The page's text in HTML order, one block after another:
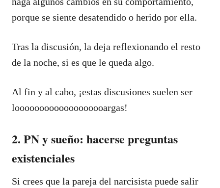
porque se siente desatendido o herido por ella.
Tras la discusión, la deja reflexionando el resto
de la noche, si es que le queda algo.
Al fin y al cabo, ¡estas discusiones suelen ser
looooooooooooooooooargas!
2. PN y sueño: hacerse preguntas
existenciales
Si crees que la pareja del narcisista puede salir